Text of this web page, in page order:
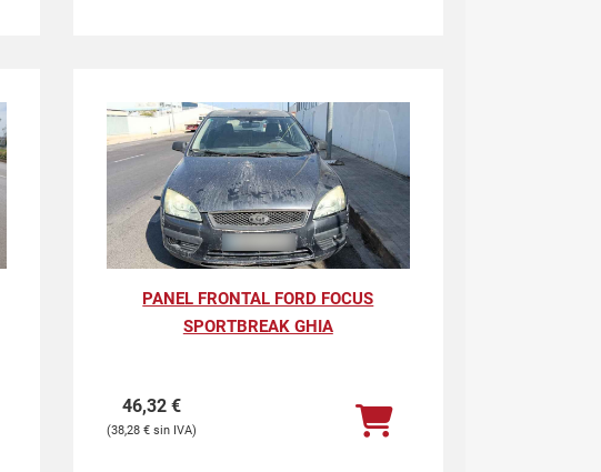
PANEL FRONTAL FORD FOCUS
SPORTBREAK GHIA
46,32 €
38,28 €